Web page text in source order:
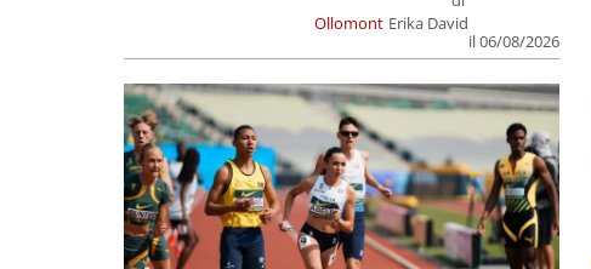
Ollomont Erika David
il 06/08/2026